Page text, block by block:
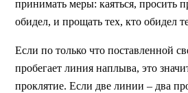
принимать меры: каяться, просить
обидел, и прощать тех, кто обидел
Если по только что поставленной
пробегает линия наплыва, это
проклятие. Если две линии – два